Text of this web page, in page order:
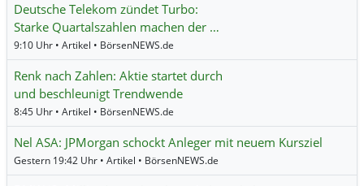
Deutsche Telekom zündet Turbo:
Starke Quartalszahlen machen der …
9:10 Uhr • Artikel • BörsenNEWS.de
Renk nach Zahlen: Aktie startet durch
und beschleunigt Trendwende
8:45 Uhr • Artikel • BörsenNEWS.de
Nel ASA: JPMorgan schockt Anleger mit neuem Kursziel
Gestern 19:42 Uhr • Artikel • BörsenNEWS.de